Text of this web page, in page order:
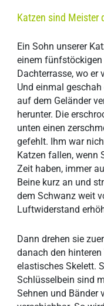
Katzen sind Meister
Ein Sohn unserer
einem
Dachterrasse, wo er
Und einmal
auf dem Geländer
herunter. Die
unten einen
gefehlt. Ihm war
Katzen fallen, wenn
Zeit haben, immer
Beine kurz an und
dem Schwanz weit
Luftwiderstand
Dann drehen sie
danach den
elastisches Skelett.
Schlüsselbein sind
Sehnen und Bänder